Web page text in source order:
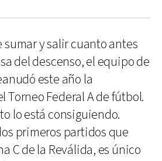
sumar y salir cuanto antes
del descenso, el equipo de
este año la
Torneo Federal A de fútbol.
lo está consiguiendo.
primeros partidos que
C de la Reválida, es único